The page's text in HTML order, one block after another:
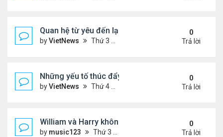
Quan hệ từ yêu đến lạnh nhạt của ông Trump với
byVietNews Thứ 3 Tháng 8 05, 2025 4:59 pm
0
Trả lời
Những yếu tố thúc đẩy Thái Lan - Campuchia
byVietNews Thứ 4 Tháng 7 30, 2025 5:43 pm
0
Trả lời
William và Harry không thừa kế nơi mẹ yên nghỉ!
by music123 Thứ 3 Tháng 7 29, 2025 5:03 pm
0
Trả lời